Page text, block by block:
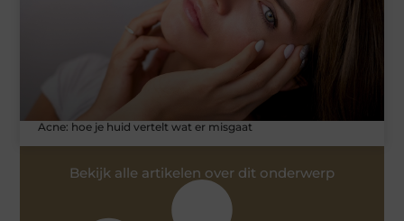
Acne: hoe je huid vertelt wat er misgaat
Bekijk alle artikelen over dit onderwerp